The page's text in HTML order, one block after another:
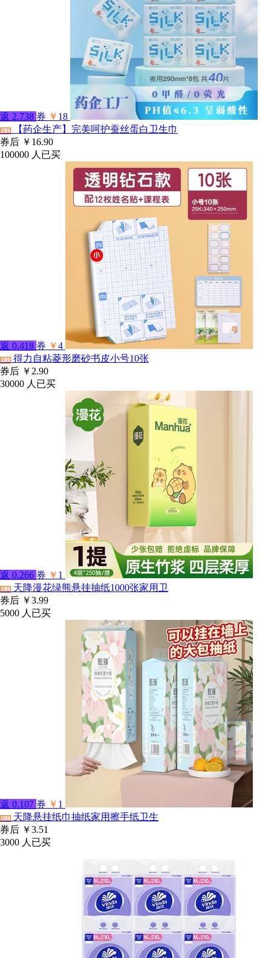
返 2.738 券 ￥ 18
淘宝
【药企生产】完美呵护蚕丝蛋白卫生巾
券后 ￥16.90
100000 人已买
返 0.418 券 ￥4
淘宝 得力自粘菱形磨砂书皮小号10张
券后 ￥2.90
30000 人已买
返 0.266 券 ￥ 1
淘宝
天降漫花绿熊悬挂抽纸1000张家用卫
券后 ￥3.99
5000 人已买
返 0.107 券 ￥ 1
淘宝
天降悬挂纸巾抽纸家用擦手纸卫生
券后 ￥3.51
3000 人已买